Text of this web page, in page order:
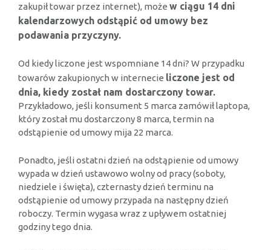
zakupił towar przez internet), może w ciągu 14 dni
kalendarzowych odstąpić od umowy bez
podawania przyczyny.
Od kiedy liczone jest wspomniane 14 dni? W przypadku
towarów zakupionych w internecie liczone jest od
dnia, kiedy został nam dostarczony towar.
Przykładowo, jeśli konsument 5 marca zamówił laptopa,
który został mu dostarczony 8 marca, termin na
odstąpienie od umowy mija 22 marca.
Ponadto, jeśli ostatni dzień na odstąpienie od umowy
wypada w dzień ustawowo wolny od pracy (soboty,
niedziele i święta), czternasty dzień terminu na
odstąpienie od umowy przypada na następny dzień
roboczy. Termin wygasa wraz z upływem ostatniej
godziny tego dnia.